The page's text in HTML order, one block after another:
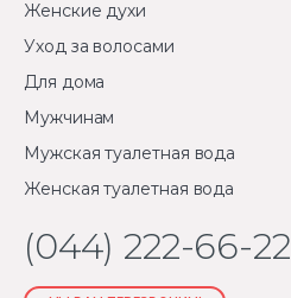
Женские духи
Уход за волосами
Для дома
Мужчинам
Мужская туалетная вода
Женская туалетная вода
(044) 222-66-22